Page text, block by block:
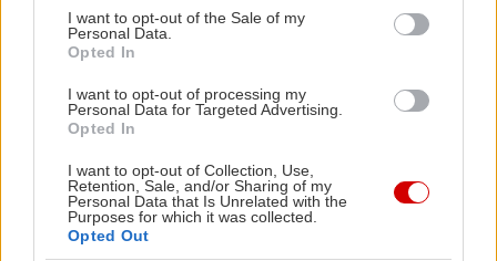
consent section.
I want to opt-out of the Sale of my
Personal Data.
Opted In
I want to opt-out of processing my
Personal Data for Targeted Advertising.
Opted In
I want to opt-out of Collection, Use,
Retention, Sale, and/or Sharing of my
Personal Data that Is Unrelated with the
Purposes for which it was collected.
Opted Out